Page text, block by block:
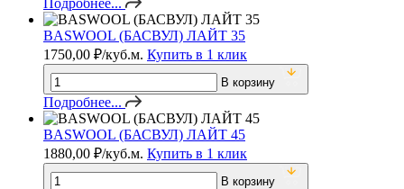
BASWOOL (БАСВУЛ) ЛАЙТ 35
1750,00 ₽/куб.м. Купить в 1 клик
В корзину
Подробнее...
BASWOOL (БАСВУЛ) ЛАЙТ 45
1880,00 ₽/куб.м. Купить в 1 клик
В корзину